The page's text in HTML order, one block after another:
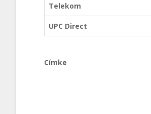
Telekom
UPC Direct
Címke